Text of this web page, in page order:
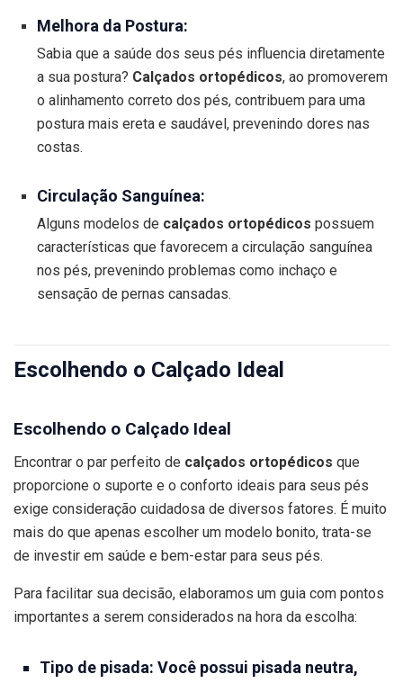
Melhora da Postura:
Sabia que a saúde dos seus pés influencia diretamente
a sua postura? Calçados ortopédicos, ao promoverem
o alinhamento correto dos pés, contribuem para uma
postura mais ereta e saudável, prevenindo dores nas
costas.
Circulação Sanguínea:
Alguns modelos de calçados ortopédicos possuem
características que favorecem a circulação sanguínea
nos pés, prevenindo problemas como inchaço e
sensação de pernas cansadas.
Escolhendo o Calçado Ideal
Escolhendo o Calçado Ideal
Encontrar o par perfeito de calçados ortopédicos que
proporcione o suporte e o conforto ideais para seus pés
exige consideração cuidadosa de diversos fatores. É muito
mais do que apenas escolher um modelo bonito, trata-se
de investir em saúde e bem-estar para seus pés.
Para facilitar sua decisão, elaboramos um guia com pontos
importantes a serem considerados na hora da escolha:
Tipo de pisada: Você possui pisada neutra,